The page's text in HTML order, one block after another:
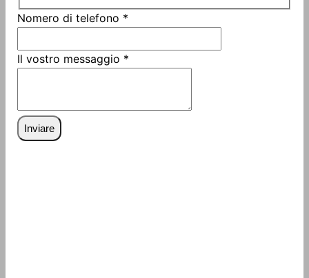
Nomero di telefono *
Layout
Il vostro messaggio *
Inviare